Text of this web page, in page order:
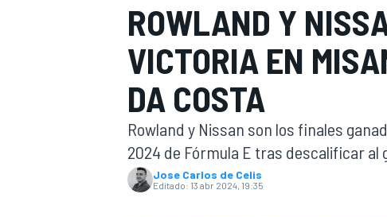
ROWLAND Y
VICTORIA EN
DA COSTA
Rowland y Nissan son los finales
2024 de Fórmula E tras descalificar al
Jose Carlos de Celis
Editado: 13 abr 2024, 19:35